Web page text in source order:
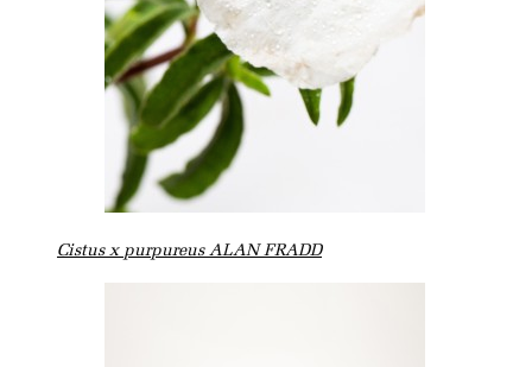
Cistus x purpureus ALAN FRADD